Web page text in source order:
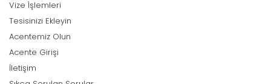
Vize İşlemleri
Tesisinizi Ekleyin
Acentemiz Olun
Acente Girişi
İletişim